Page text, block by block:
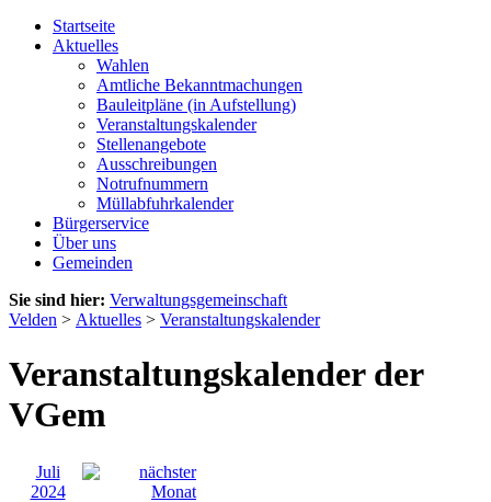
Startseite
Aktuelles
Wahlen
Amtliche Bekanntmachungen
Bauleitpläne (in Aufstellung)
Veranstaltungskalender
Stellenangebote
Ausschreibungen
Notrufnummern
Müllabfuhrkalender
Bürgerservice
Über uns
Gemeinden
Sie sind hier: Verwaltungsgemeinschaft
Velden > Aktuelles > Veranstaltungskalender
Veranstaltungskalender der
VGem
Juli
2024